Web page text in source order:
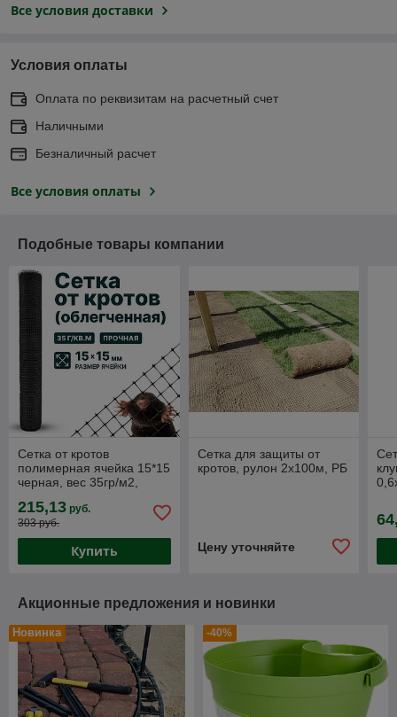
Все условия доставки
Условия оплаты
Оплата по реквизитам на расчетный счет
Наличными
Безналичный расчет
Все условия оплаты
Подобные товары компании
Сетка от кротов
полимерная ячейка 15*15
черная, вес 35гр/м2,
215,13 руб.
303 руб.
Купить
Сетка для защиты от
кротов, рулон 2х100м, РБ
Цену уточняйте
Акционные предложения и новинки
Новинка -40%